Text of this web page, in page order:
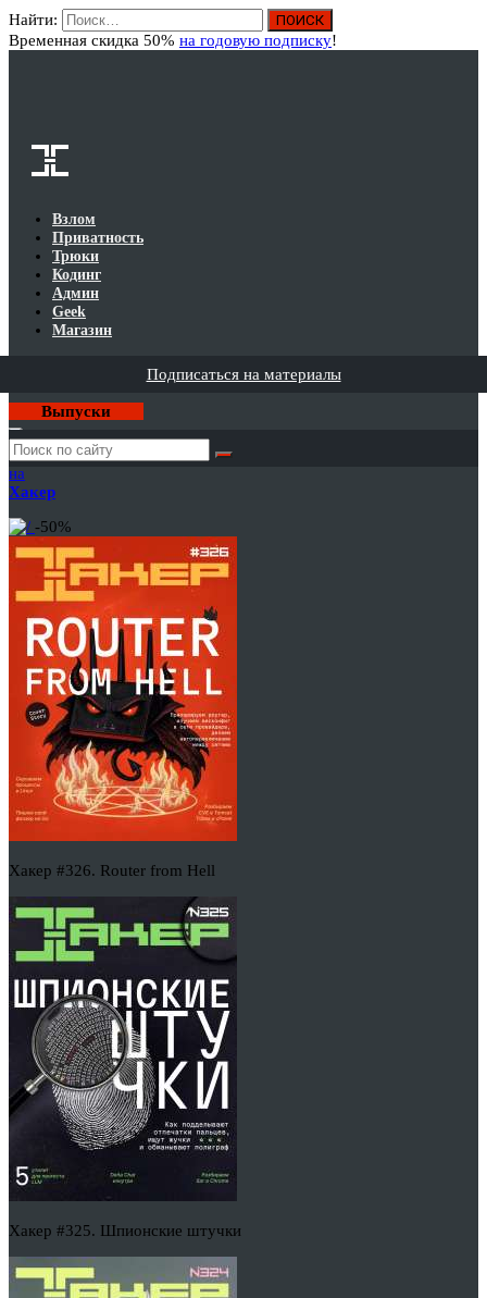
Найти:
Временная скидка 50% на годовую подписку!
Взлом
Приватность
Трюки
Кодинг
Админ
Geek
Магазин
Подписаться на материалы
Выпуски
Годовая
подписка
на
Хакер
-50%
Хакер #326. Router from Hell
Хакер #325. Шпионские штучки